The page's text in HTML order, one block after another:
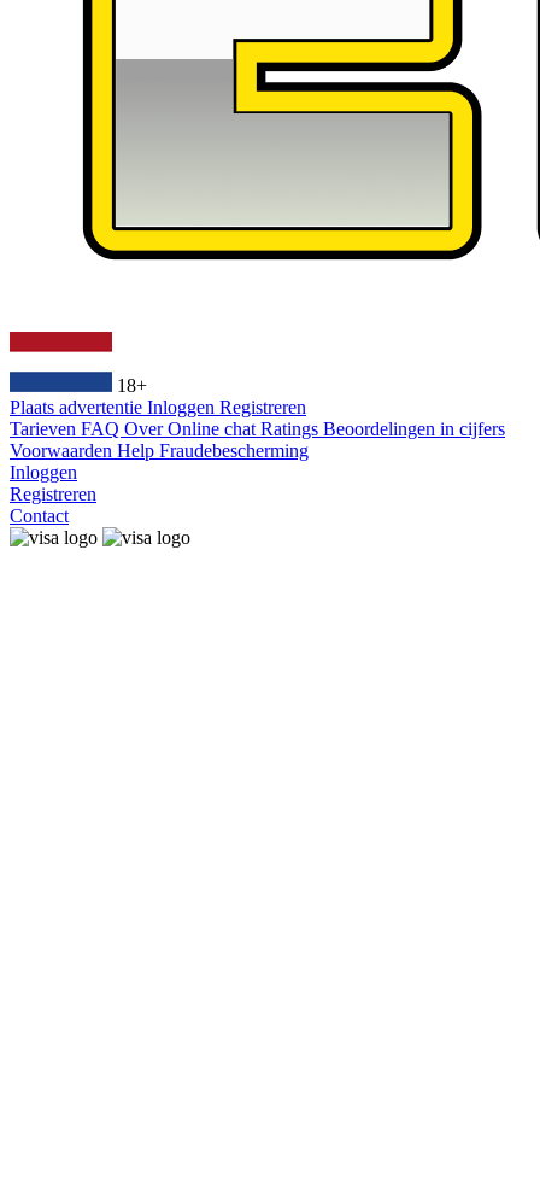
18+
Plaats advertentie Inloggen Registreren
Tarieven FAQ OverOnline chat Ratings Beoordelingen in cijfers
Voorwaarden Help Fraudebescherming
Inloggen
Registreren
Contact